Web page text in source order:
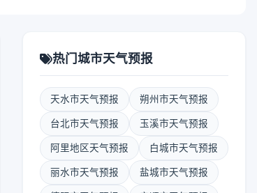
热门城市天气预报
天水市天气预报 朔州市天气预报
台北市天气预报 玉溪市天气预报
阿里地区天气预报 白城市天气预报
丽水市天气预报 盐城市天气预报